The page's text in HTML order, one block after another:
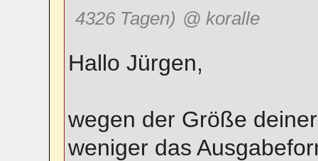
4326 Tagen) @ koralle
Hallo Jürgen,
wegen der Größe
weniger das